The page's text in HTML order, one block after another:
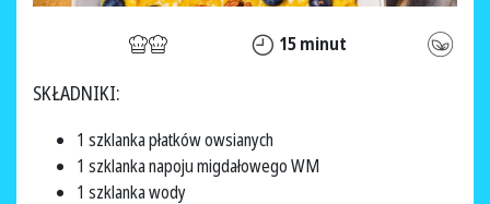
15 minut
SKŁADNIKI:
1 szklanka płatków owsianych
1 szklanka napoju migdałowego WM
1 szklanka wody